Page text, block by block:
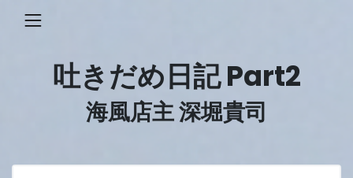
吐きだめ日記 Part2
海風店主 深堀貴司